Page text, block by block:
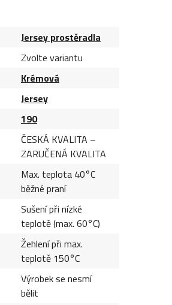
Jersey prostěradla
Zvolte variantu
Krémová
Jersey
190
ČESKÁ KVALITA –
ZARUČENÁ KVALITA
Max. teplota 40°C
běžné praní
Sušení při nízké
teplotě (max. 60°C)
Žehlení při max.
teplotě 150°C
Výrobek se nesmí
bělit